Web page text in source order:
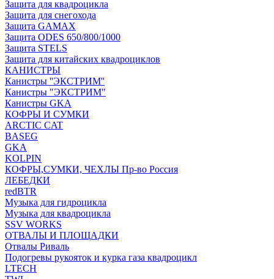
Защита для квадроцикла
Защита для снегохода
Защита GAMAX
Защита ODES 650/800/1000
Защита STELS
Защита для китайских квадроциклов
КАНИСТРЫ
Канистры ''ЭКСТРИМ''
Канистры "ЭКСТРИМ"
Канистры GKA
КОФРЫ И СУМКИ
ARCTIC CAT
BASEG
GKA
KOLPIN
КОФРЫ,СУМКИ, ЧЕХЛЫ Пр-во Россия
ЛЕБЕДКИ
redBTR
Музыка для гидроцикла
Музыка для квадроцикла
SSV WORKS
ОТВАЛЫ И ПЛОЩАДКИ
Отвалы Риваль
Подогревы рукояток и курка газа квадроцикл
LTECH